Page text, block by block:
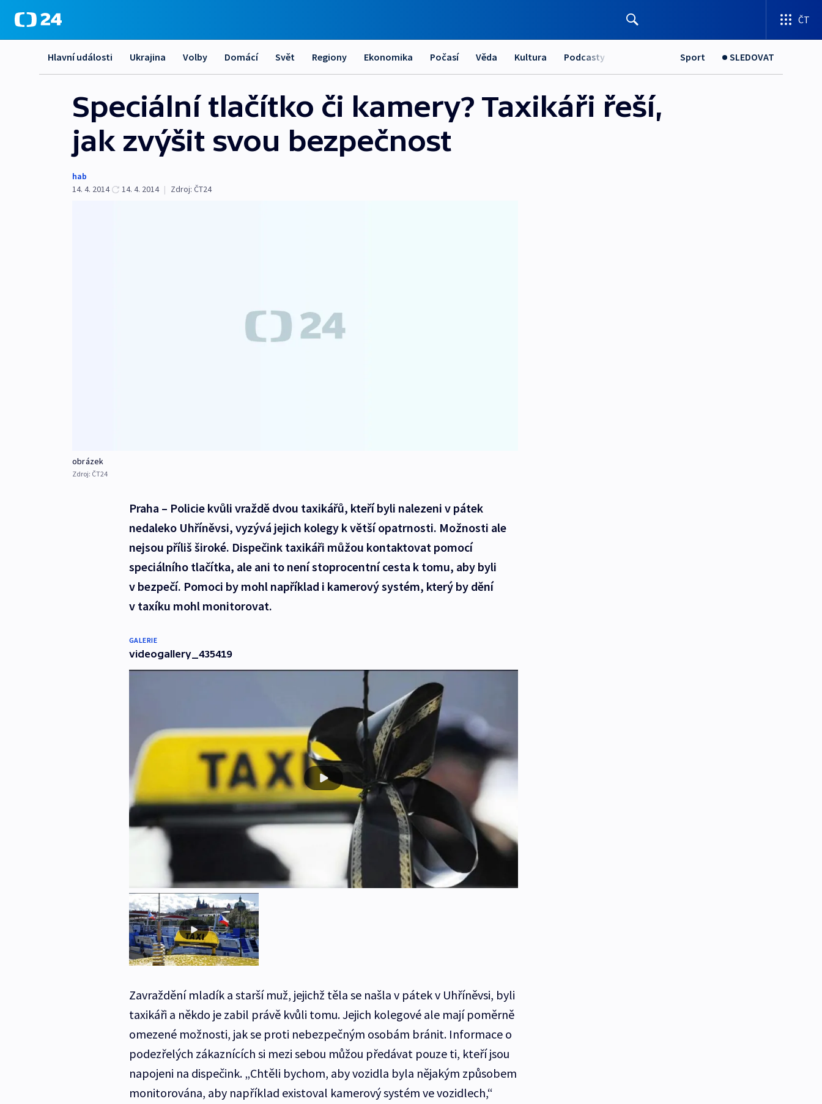
ČT
Hlavní události Ukrajina Volby Domácí Svět Regiony Ekonomika Počasí Věda Kultura Podcasty Sport SLEDOVAT
Speciální tlačítko či kamery? Taxikáři řeší,
jak zvýšit svou bezpečnost
hab
14. 4. 2014
14. 4. 2014 | Zdroj: ČT24
obrázek
Zdroj: ČT24
Praha – Policie kvůli vraždě dvou taxikářů, kteří byli nalezeni v pátek
nedaleko Uhříněvsi, vyzývá jejich kolegy k větší opatrnosti. Možnosti ale
nejsou příliš široké. Dispečink taxikáři můžou kontaktovat pomocí
speciálního tlačítka, ale ani to není stoprocentní cesta k tomu, aby byli
v bezpečí. Pomoci by mohl například i kamerový systém, který by dění
v taxíku mohl monitorovat.
GALERIE
videogallery_435419
Zavraždění mladík a starší muž, jejichž těla se našla v pátek v Uhříněvsi, byli
taxikáři a někdo je zabil právě kvůli tomu. Jejich kolegové ale mají poměrně
omezené možnosti, jak se proti nebezpečným osobám bránit. Informace o
podezřelých zákaznících si mezi sebou můžou předávat pouze ti, kteří jsou
napojeni na dispečink. „Chtěli bychom, aby vozidla byla nějakým způsobem
monitorována, aby například existoval kamerový systém ve vozidlech,“